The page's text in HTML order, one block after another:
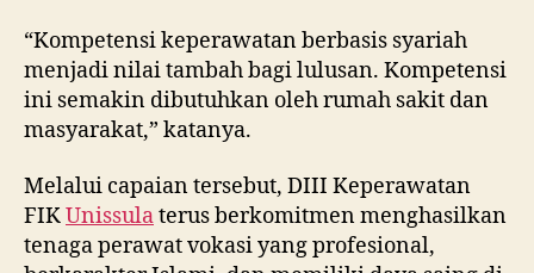
“Kompetensi keperawatan berbasis syariah
menjadi nilai tambah bagi lulusan. Kompetensi
ini semakin dibutuhkan oleh rumah sakit dan
masyarakat,” katanya.
Melalui capaian tersebut, DIII Keperawatan
FIKUnissulaterus berkomitmen menghasilkan
tenaga perawat vokasi yang profesional,